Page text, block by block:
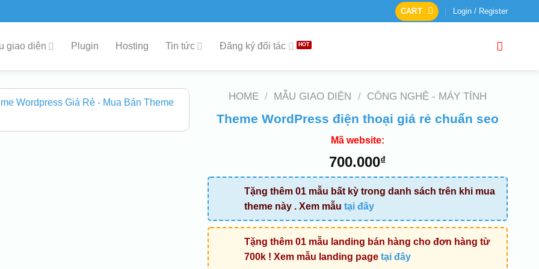
CART Login / Register
giao diện Plugin Hosting Tin tức Đăng ký đối tác
HOME / MẪU GIAO DIỆN / CÔNG NGHỆ - MÁY TÍNH
Theme WordPress điện thoại giá rẻ chuẩn seo
Mã website:
700.000₫
Tặng thêm 01 mẫu bất kỳ trong danh sách trên khi mua
theme này . Xem mẫu tại đây
Tặng thêm 01 mẫu landing bán hàng cho đơn hàng từ
700k ! Xem mẫu landing page tại đây